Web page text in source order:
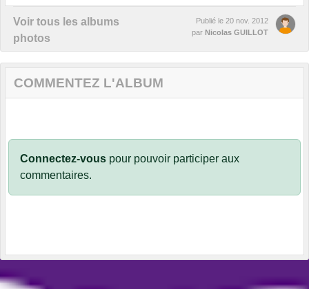
Voir tous les albums
photos
Publié le 20 nov. 2012
par Nicolas GUILLOT
COMMENTEZ L'ALBUM
Connectez-vous pour pouvoir participer aux
commentaires.